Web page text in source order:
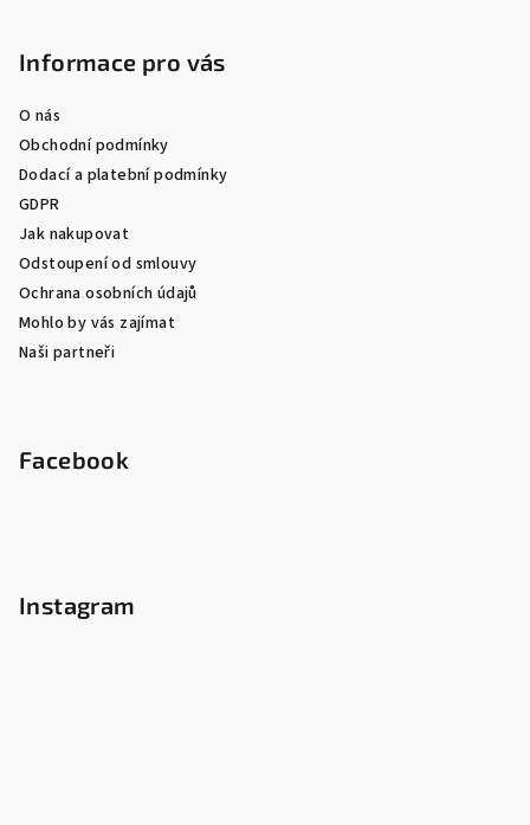
Informace pro vás
O nás
Obchodní podmínky
Dodací a platební podmínky
GDPR
Jak nakupovat
Odstoupení od smlouvy
Ochrana osobních údajů
Mohlo by vás zajímat
Naši partneři
Facebook
Instagram